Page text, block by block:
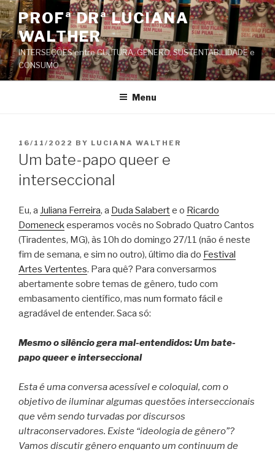
Skip
to
content
PROFª DRª LUCIANA
WALTHER
INTERSEÇÕES entre CULTURA, GÊNERO, SUSTENTABILIDADE e
CONSUMO
Menu
POSTED
ON
16/11/2022 BY LUCIANA WALTHER
Um bate-papo queer e
interseccional
Eu, a Juliana Ferreira, a Duda Salaberte o Ricardo
Domeneckesperamos vocês no Sobrado Quatro Cantos
(Tiradentes, MG), às 10h do domingo 27/11 (não é neste
fim de semana, e sim no outro), último dia do Festival
Artes Vertentes. Para quê? Para conversarmos
abertamente sobre temas de gênero, tudo com
embasamento científico, mas num formato fácil e
agradável de entender. Saca só:
Mesmo o silêncio gera mal-entendidos: Um bate-
papo queer e interseccional
Esta é uma conversa acessível e coloquial, com o
objetivo de iluminar algumas questões interseccionais
que vêm sendo turvadas por discursos
ultraconservadores. Existe “ideologia de gênero”?
Vamos discutir gênero enquanto um continuum de